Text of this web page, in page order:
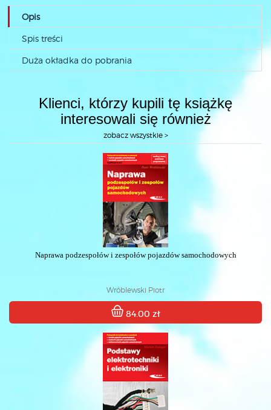
Opis
Spis treści
Duża okładka do pobrania
Klienci, którzy kupili tę książkę
interesowali się również
zobacz wszystkie >
Naprawa podzespołów i zespołów pojazdów samochodowych
Wróblewski Piotr
84.00 zł